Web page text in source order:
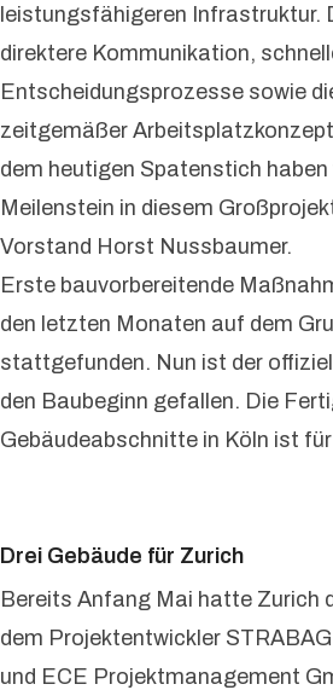
leistungsfähigeren Infrastruktur.
direktere Kommunikation,
Entscheidungsprozesse sowie
zeitgemäßer
dem heutigen Spatenstich haben
Meilenstein in diesem
Vorstand Horst Nussbaumer.
Erste bauvorbereitende
den letzten Monaten auf dem
stattgefunden. Nun ist der
den Baubeginn gefallen. Die
Gebäudeabschnitte in Köln ist
Drei Gebäude für Zurich
Bereits Anfang Mai hatte Zurich
dem Projektentwickler
und ECE Projektmanagement